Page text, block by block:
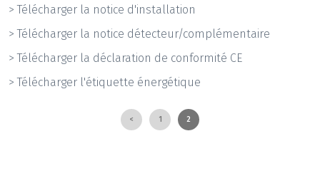
> Télécharger la notice d'installation
> Télécharger la notice détecteur/complémentaire
> Télécharger la déclaration de conformité CE
> Télécharger l'étiquette énergétique
< 1 2